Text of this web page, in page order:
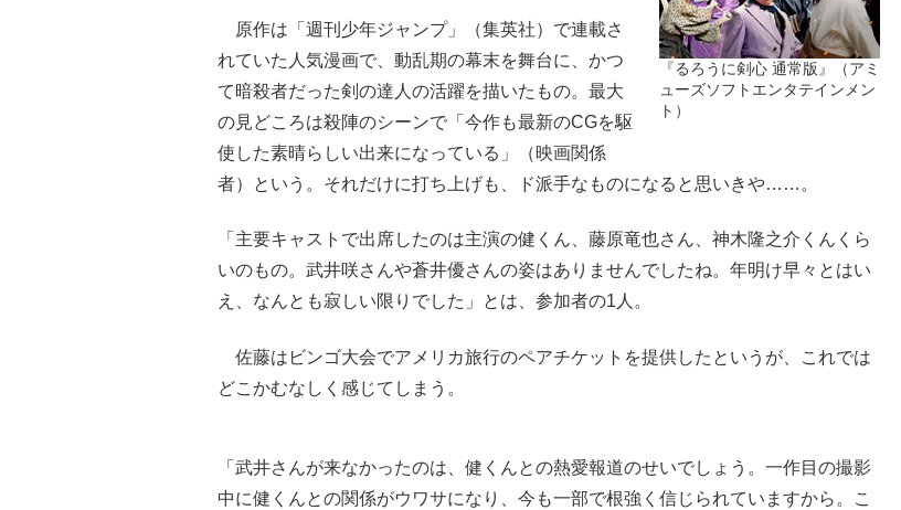
『るろうに剣心 通常版』（アミ
ューズソフトエンタテインメン
ト）
原作は「週刊少年ジャンプ」（集英社）で連載さ
れていた人気漫画で、動乱期の幕末を舞台に、かつ
て暗殺者だった剣の達人の活躍を描いたもの。最大
の見どころは殺陣のシーンで「今作も最新のCGを駆
使した素晴らしい出来になっている」（映画関係
者）という。それだけに打ち上げも、ド派手なものになると思いきや……。
「主要キャストで出席したのは主演の健くん、藤原竜也さん、神木隆之介くんくら
いのもの。武井咲さんや蒼井優さんの姿はありませんでしたね。年明け早々とはい
え、なんとも寂しい限りでした」とは、参加者の1人。
佐藤はビンゴ大会でアメリカ旅行のペアチケットを提供したというが、これでは
どこかむなしく感じてしまう。
「武井さんが来なかったのは、健くんとの熱愛報道のせいでしょう。一作目の撮影
中に健くんとの関係がウワサになり、今も一部で根強く信じられていますから。こ